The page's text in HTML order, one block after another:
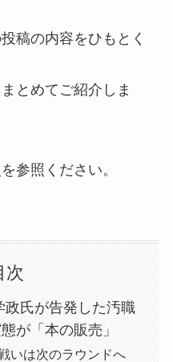
稿の内容をひもとく
とめてご紹介しま
参照ください。
次
政氏が告発した汚職
が「本の販売」
いは次のラウンドへ